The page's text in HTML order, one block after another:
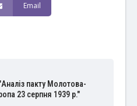
Email
пакту Молотова-
23 серпня 1939 р."